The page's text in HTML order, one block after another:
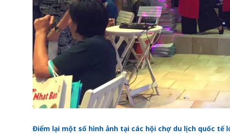
Điểm lại một số hình ảnh tại các hội chợ du lịch quốc tế